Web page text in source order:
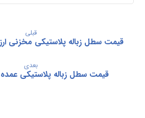
قبلی
قیمت سطل زباله پلاستیکی مخزنی
بعدی
قیمت سطل زباله پلاستیکی